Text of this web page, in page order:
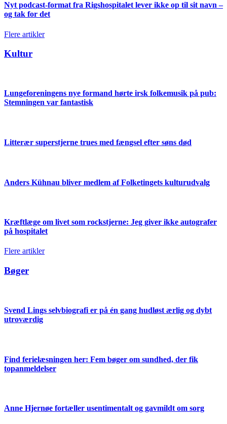
Nyt podcast-format fra Rigshospitalet lever ikke op til sit navn –
og tak for det
Flere artikler
Kultur
Lungeforeningens nye formand hørte irsk folkemusik på pub:
Stemningen var fantastisk
Litterær superstjerne trues med fængsel efter søns død
Anders Kühnau bliver medlem af Folketingets kulturudvalg
Kræftlæge om livet som rockstjerne: Jeg giver ikke autografer
på hospitalet
Flere artikler
Bøger
Svend Lings selvbiografi er på én gang hudløst ærlig og dybt
utroværdig
Find ferielæsningen her: Fem bøger om sundhed, der fik
topanmeldelser
Anne Hjernøe fortæller usentimentalt og gavmildt om sorg